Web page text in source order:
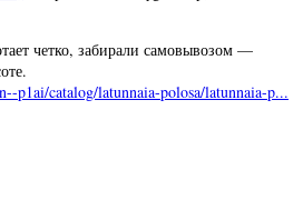
четко, забирали самовывозом —
p1ai/catalog/latunnaia-polosa/latunnaia-p...